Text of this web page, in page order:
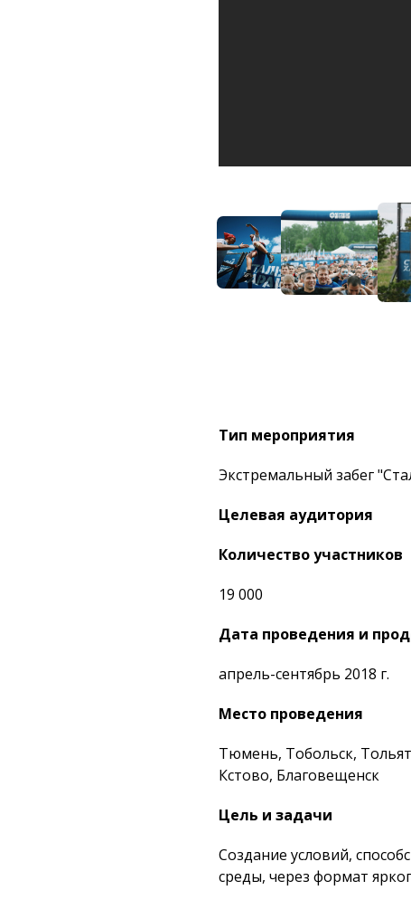
Тип мероприятия
Экстремальный забег
Целевая аудитория
Количество участников
19 000
Дата проведения и
апрель-сентябрь 2018 г.
Место проведения
Тюмень, Тобольск,
Кстово, Благовещенск
Цель и задачи
Создание условий,
среды, через формат